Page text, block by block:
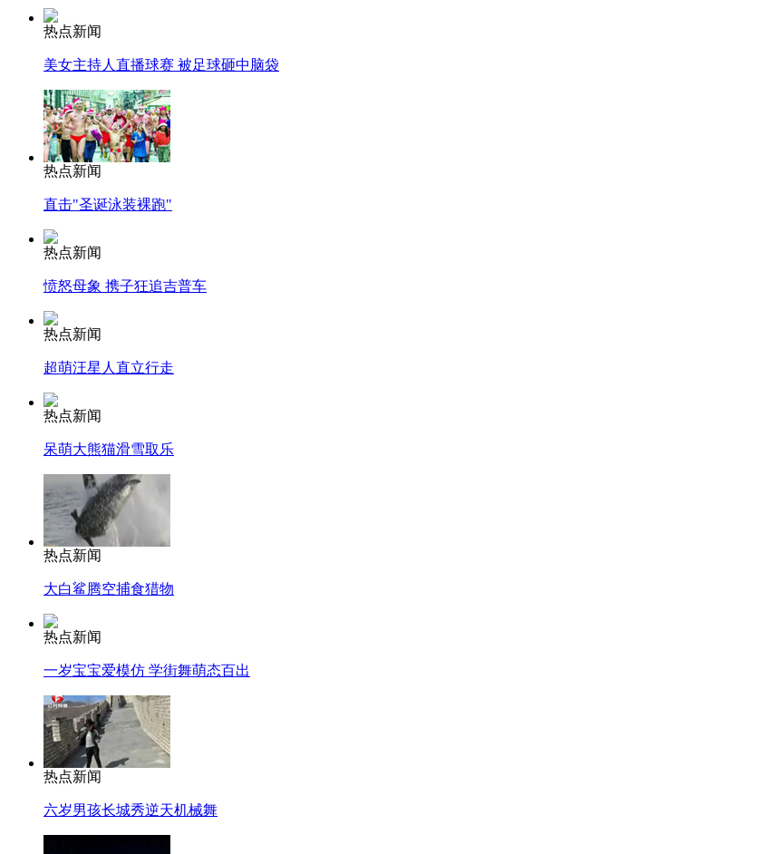
司机酒驾遇交警 急速倒车逃窜
热点新闻
美女主持人直播球赛 被足球砸中脑袋
热点新闻
直击"圣诞泳装裸跑"
热点新闻
愤怒母象 携子狂追吉普车
热点新闻
超萌汪星人直立行走
热点新闻
呆萌大熊猫滑雪取乐
热点新闻
大白鲨腾空捕食猎物
热点新闻
一岁宝宝爱模仿 学街舞萌态百出
热点新闻
六岁男孩长城秀逆天机械舞